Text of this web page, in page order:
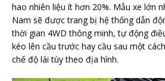
hao nhiên liệu ít hơn 20%. Mẫu xe lớn
Nam sẽ được trang bị hệ thống dẫn
thời gian 4WD thông minh, tự động
kéo lên cầu trước hay cầu sau một
chế độ lái tùy theo địa hình.